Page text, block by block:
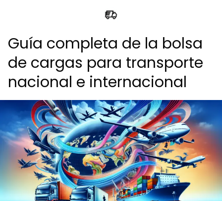
Guía completa de la bolsa
de cargas para transporte
nacional e internacional